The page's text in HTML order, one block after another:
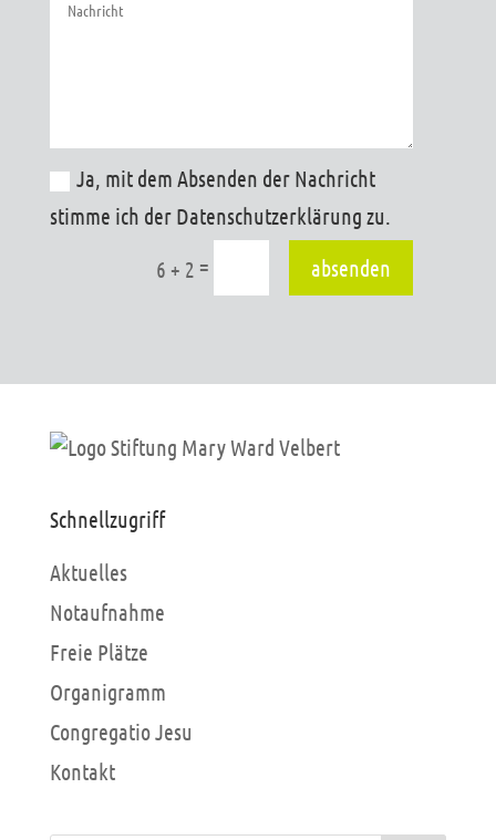
Ja, mit dem Absenden der Nachricht
stimme ich der Datenschutzerklärung zu.
6 + 2 = absenden
Schnellzugriff
Aktuelles
Notaufnahme
Freie Plätze
Organigramm
Congregatio Jesu
Kontakt